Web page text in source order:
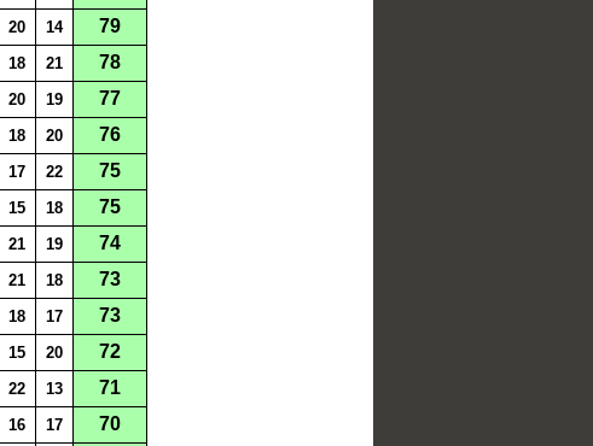
20 14 79
18 21 78
20 19 77
18 20 76
17 22 75
15 18 75
21 19 74
21 18 73
18 17 73
15 20 72
22 13 71
16 17 70